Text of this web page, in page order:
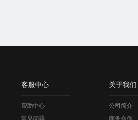
客服中心
帮助中心
常见问题
关于我们
公司简介
商务合作